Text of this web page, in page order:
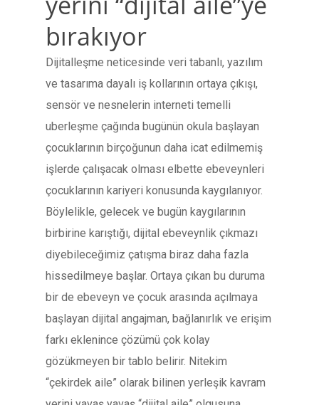
bırakıyor
Dijitalleşme neticesinde veri tabanlı, yazılım
ve tasarıma dayalı iş kollarının ortaya çıkışı,
sensör ve nesnelerin interneti temelli
uberleşme çağında bugünün okula başlayan
çocuklarının birçoğunun daha icat edilmemiş
işlerde çalışacak olması elbette ebeveynleri
çocuklarının kariyeri konusunda kaygılanıyor.
Böylelikle, gelecek ve bugün kaygılarının
birbirine karıştığı, dijital ebeveynlik çıkmazı
diyebileceğimiz çatışma biraz daha fazla
hissedilmeye başlar. Ortaya çıkan bu duruma
bir de ebeveyn ve çocuk arasında açılmaya
başlayan dijital angajman, bağlanırlık ve erişim
farkı eklenince çözümü çok kolay
gözükmeyen bir tablo belirir. Nitekim
“çekirdek aile” olarak bilinen yerleşik kavram